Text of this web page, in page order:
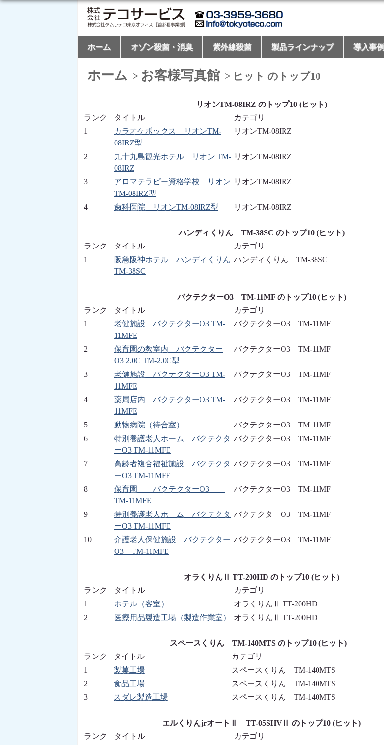
ホーム オゾン殺菌・消臭 紫外線殺菌 製品ラインナップ 導入事例
ホーム > お客様写真館 > ヒット のトップ10
リオンTM-08IRZ のトップ10 (ヒット)
ランク
タイトル カテゴリ
1
カラオケボックス リオンTM-
08IRZ型
リオンTM-08IRZ
2
九十九島観光ホテル リオン TM-
08IRZ
リオンTM-08IRZ
3
アロマテラピー資格学校 リオン
TM-08IRZ型
リオンTM-08IRZ
4 歯科医院 リオンTM-08IRZ型 リオンTM-08IRZ
ハンディくりん TM-38SC のトップ10 (ヒット)
ランク
タイトル カテゴリ
1
阪急阪神ホテル ハンディくりん
TM-38SC
ハンディくりん TM-38SC
バクテクターO3 TM-11MF のトップ10 (ヒット)
ランク
タイトル カテゴリ
1
老健施設 バクテクターO3 TM-
11MFE
バクテクターO3 TM-11MF
2
保育園の教室内 バクテクター
O3 2.0C TM-2.0C型
バクテクターO3 TM-11MF
3
老健施設 バクテクターO3 TM-
11MFE
バクテクターO3 TM-11MF
4
薬局店内 バクテクターO3 TM-
11MFE
バクテクターO3 TM-11MF
5 動物病院（待合室） バクテクターO3 TM-11MF
6
特別養護老人ホーム バクテクタ
ーO3 TM-11MFE
バクテクターO3 TM-11MF
7
高齢者複合福祉施設 バクテクタ
ーO3 TM-11MFE
バクテクターO3 TM-11MF
8
保育園 バクテクターO3
TM-11MFE
バクテクターO3 TM-11MF
9
特別養護老人ホーム バクテクタ
ーO3 TM-11MFE
バクテクターO3 TM-11MF
10
介護老人保健施設 バクテクター
O3 TM-11MFE
バクテクターO3 TM-11MF
オラくりんⅡ TT-200HD のトップ10 (ヒット)
ランク
タイトル カテゴリ
1
ホテル（客室） オラくりんⅡ TT-200HD
2
医療用品製造工場（製造作業室） オラくりんⅡ TT-200HD
スペースくりん TM-140MTS のトップ10 (ヒット)
ランク
タイトル カテゴリ
1
製菓工場 スペースくりん TM-140MTS
2
食品工場 スペースくりん TM-140MTS
3
スダレ製造工場 スペースくりん TM-140MTS
エルくりんjrオートⅡ TT-05SHVⅡ のトップ10 (ヒット)
ランク
タイトル カテゴリ